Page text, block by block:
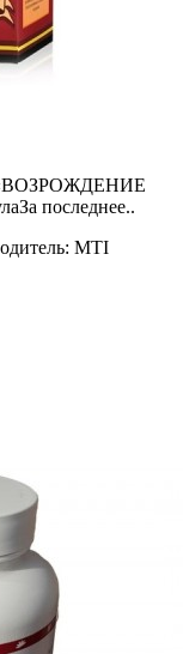
«ВОЗРОЖДЕНИЕ
последнее..
MTI